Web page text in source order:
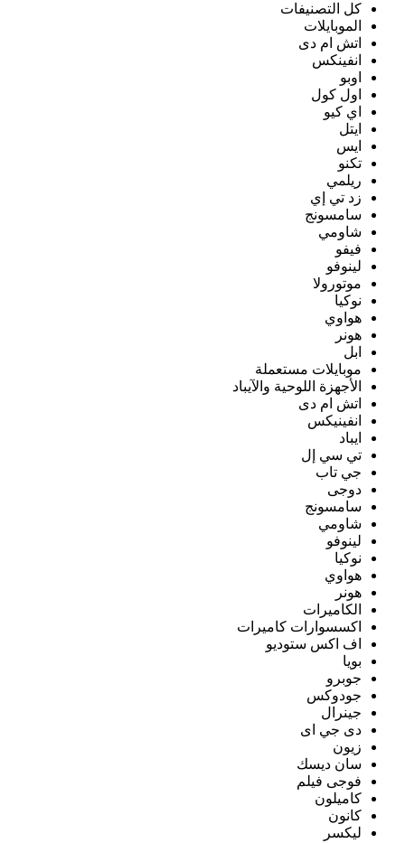
كل التصنيفات
الموبايلات
اتش ام دى
انفينكس
اوبو
اول كول
اي كيو
ايتل
ايس
تكنو
ريلمي
زد تي إي
سامسونج
شاومي
فيفو
لينوفو
موتورولا
نوكيا
هواوي
هونر
ابل
موبايلات مستعملة
الأجهزة اللوحية والآيباد
اتش ام دى
انفينيكس
ايباد
تي سي إل
جي تاب
دوجى
سامسونج
شاومي
لينوفو
نوكيا
هواوي
هونر
الكاميرات
اكسسوارات كاميرات
اف اكس ستوديو
بويا
جوبرو
جودوكس
جينرال
دى جي اى
زيون
سان ديسك
فوجى فيلم
كاميلون
كانون
ليكسر